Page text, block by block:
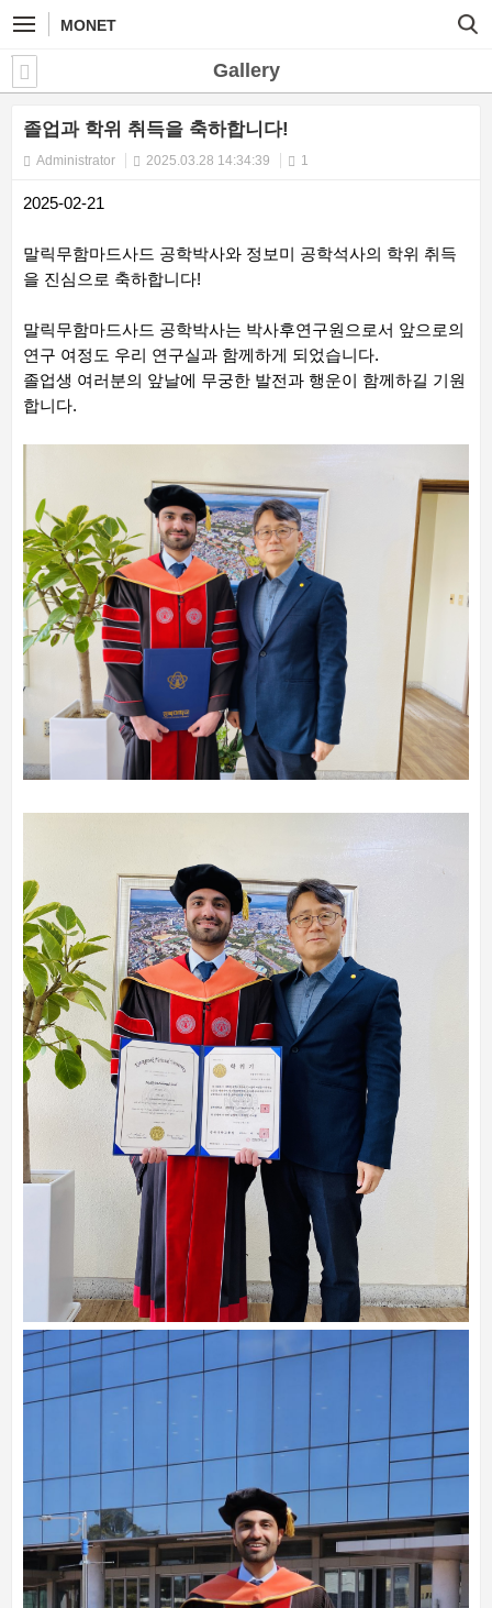
MONET
Gallery
졸업과 학위 취득을 축하합니다!
Administrator 2025.03.28 14:34:39 1
2025-02-21
말릭무함마드사드 공학박사와 정보미 공학석사의 학위 취득
을 진심으로 축하합니다!
말릭무함마드사드 공학박사는 박사후연구원으로서 앞으로의
연구 여정도 우리 연구실과 함께하게 되었습니다.
졸업생 여러분의 앞날에 무궁한 발전과 행운이 함께하길 기원
합니다.